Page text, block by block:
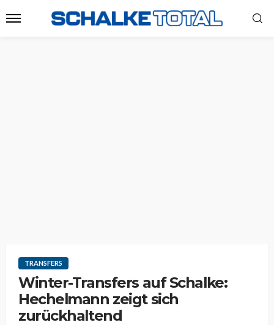
TRANSFERS
Winter-Transfers auf Schalke:
Hechelmann zeigt sich
zurückhaltend